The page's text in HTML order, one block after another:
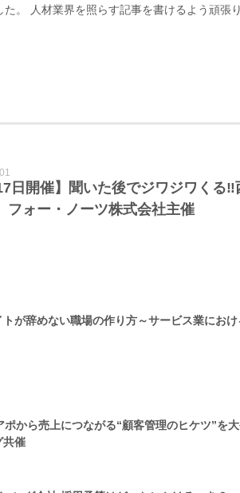
。 人材業界を照らす記事を書けるよう頑張
日開催】聞いた後でジワジワくる
フォー・ノーツ株式会社主催
トが辞めない職場の作り方～サービス業にお
ポから売上につながる“顧客管理のヒケツ”を
共催